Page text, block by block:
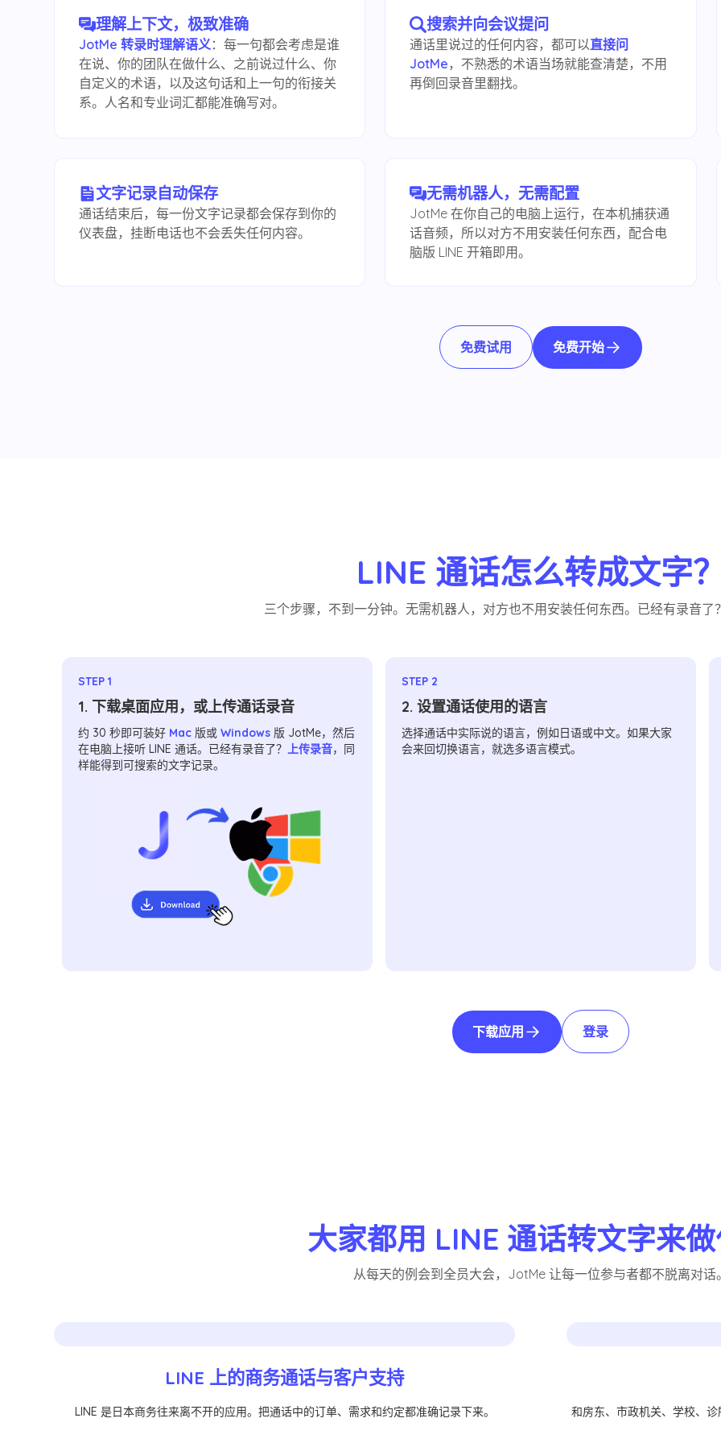
理解上下文，极致准确
JotMe 转录时理解语义：每一句都会考虑是谁
在说、你的团队在做什么、之前说过什么、你
自定义的术语，以及这句话和上一句的衔接关
系。人名和专业词汇都能准确写对。
搜索并向会议提问
通话里说过的任何内容，都可以直接问
JotMe ，不熟悉的术语当场就能查清楚，不用
再倒回录音里翻找。
文字记录自动保存
通话结束后，每一份文字记录都会保存到你的
仪表盘，挂断电话也不会丢失任何内容。
无需机器人，无需配置
JotMe 在你自己的电脑上运行，在本机捕获通
话音频，所以对方不用安装任何东西，配合电
脑版 LINE 开箱即用。
免费试用 免费开始
LINE 通话怎么转成文字
三个步骤，不到一分钟。无需机器人，对方也不用安装任何东西。已经有录音了
STEP 1
1. 下载桌面应用，或上传通话录音
约 30 秒即可装好 Mac 版或Windows 版 JotMe，然后
在电脑上接听 LINE 通话。已经有录音了？上传录音，同
样能得到可搜索的文字记录。
STEP 2
2. 设置通话使用的语言
选择通话中实际说的语言，例如日语或中文。如果大家
会来回切换语言，就选多语言模式。
下载应用 登录
大家都用 LINE 通话转文字来
从每天的例会到全员大会，JotMe 让每一位参与者都不脱离对话
LINE 上的商务通话与客户支持
LINE 是日本商务往来离不开的应用。把通话中的订单、需求和约定都准确记录下来。 和房东、市政机关、学校、